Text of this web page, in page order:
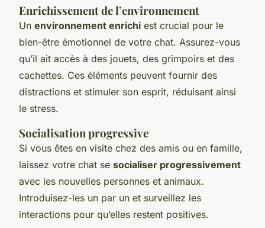
Enrichissement de l’environnement
Un environnement enrichi est crucial pour le
bien-être émotionnel de votre chat. Assurez-vous
qu’il ait accès à des jouets, des grimpoirs et des
cachettes. Ces éléments peuvent fournir des
distractions et stimuler son esprit, réduisant ainsi
le stress.
Socialisation progressive
Si vous êtes en visite chez des amis ou en famille,
laissez votre chat se socialiser progressivement
avec les nouvelles personnes et animaux.
Introduisez-les un par un et surveillez les
interactions pour qu’elles restent positives.